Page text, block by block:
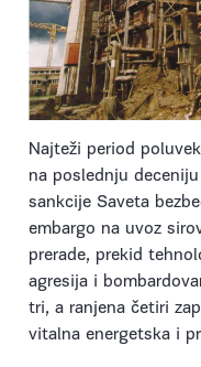
Najteži period
na poslednju
sankcije Saveta
embargo na uvoz
prerade, prekid
agresija i
tri, a ranjena četiri
vitalna energetska i